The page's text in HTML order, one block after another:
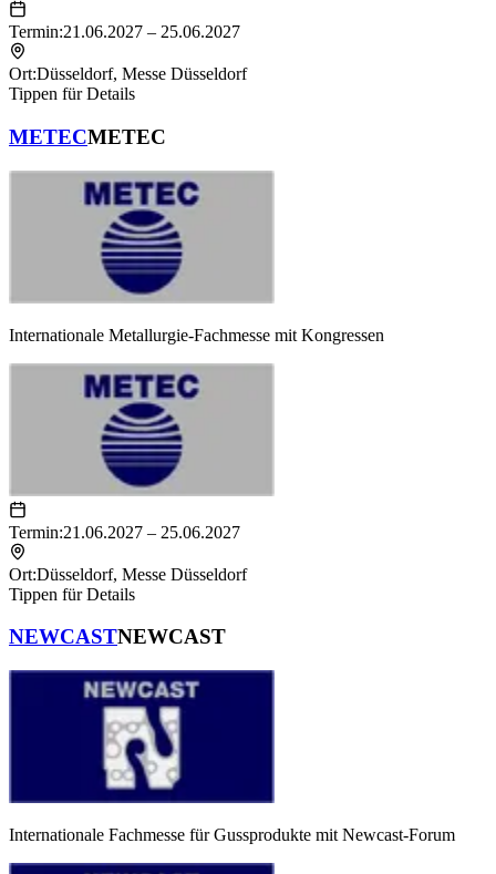
Termin:21.06.2027 – 25.06.2027
Ort:Düsseldorf, Messe Düsseldorf
Tippen für Details
METECMETEC
Internationale Metallurgie-Fachmesse mit Kongressen
Termin:21.06.2027 – 25.06.2027
Ort:Düsseldorf, Messe Düsseldorf
Tippen für Details
NEWCASTNEWCAST
Internationale Fachmesse für Gussprodukte mit Newcast-Forum